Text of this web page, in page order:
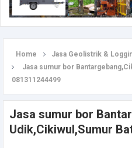
Home Jasa Geolistrik &
Jasa sumur bor
081311244499
Jasa sumur bor
Udik,Cikiwul,Sumur